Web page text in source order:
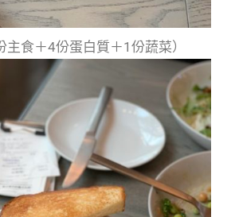
食＋4份蛋白質＋1份蔬菜）